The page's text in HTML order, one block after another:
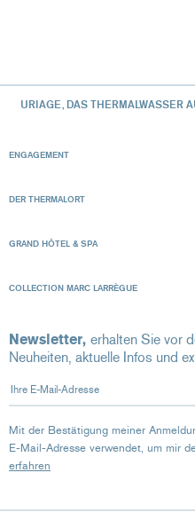
URIAGE, DAS THERMALWASSER
ENGAGEMENT
DER THERMALORT
GRAND HÔTEL & SPA
COLLECTION MARC LARRÈGUE
Newsletter, erhalten Sie vor
Neuheiten, aktuelle Infos und
Ihre E-Mail-Adresse
Mit der Bestätigung meiner
E-Mail-Adresse verwendet, um mir
erfahren